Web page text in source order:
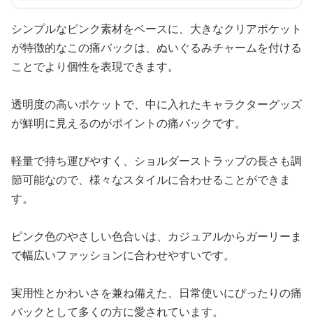
シンプルなピンク素材をベースに、大きなクリアポケット
が特徴的なこの痛バックは、ぬいぐるみチャームを付ける
ことでより個性を表現できます。
透明度の高いポケットで、中に入れたキャラクターグッズ
が鮮明に見えるのがポイントの痛バックです。
軽量で持ち運びやすく、ショルダーストラップの長さも調
節可能なので、様々なスタイルに合わせることができま
す。
ピンク色のやさしい色合いは、カジュアルからガーリーま
で幅広いファッションに合わせやすいです。
実用性とかわいさを兼ね備えた、日常使いにぴったりの痛
バックとして多くの方に愛されています。